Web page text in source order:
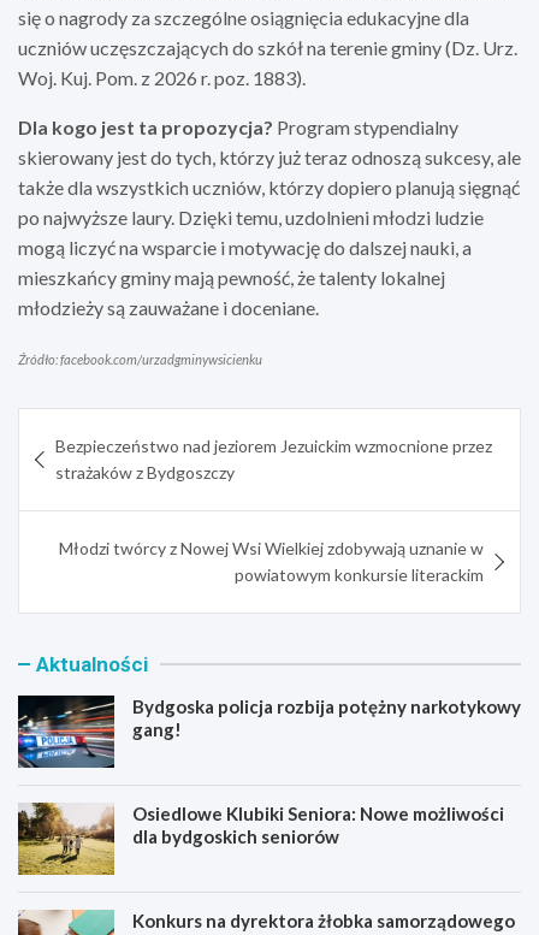
się o nagrody za szczególne osiągnięcia edukacyjne dla
uczniów uczęszczających do szkół na terenie gminy (Dz. Urz.
Woj. Kuj. Pom. z 2026 r. poz. 1883).
Dla kogo jest ta propozycja? Program stypendialny
skierowany jest do tych, którzy już teraz odnoszą sukcesy, ale
także dla wszystkich uczniów, którzy dopiero planują sięgnąć
po najwyższe laury. Dzięki temu, uzdolnieni młodzi ludzie
mogą liczyć na wsparcie i motywację do dalszej nauki, a
mieszkańcy gminy mają pewność, że talenty lokalnej
młodzieży są zauważane i doceniane.
Źródło: facebook.com/urzadgminywsicienku
wpisu
Bezpieczeństwo nad jeziorem Jezuickim wzmocnione przez
strażaków z Bydgoszczy
Młodzi twórcy z Nowej Wsi Wielkiej zdobywają uznanie w
powiatowym konkursie literackim
Aktualności
Bydgoska policja rozbija potężny narkotykowy
gang!
Osiedlowe Klubiki Seniora: Nowe możliwości
dla bydgoskich seniorów
Konkurs na dyrektora żłobka samorządowego